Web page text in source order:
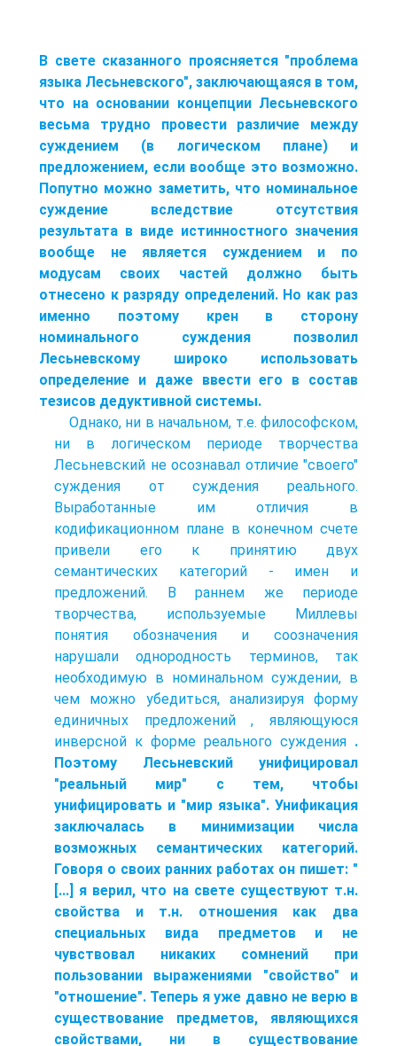
В свете сказанного проясняется "проблема
языка Лесьневского", заключающаяся в том,
что на основании концепции Лесьневского
весьма трудно провести различие между
суждением (в логическом плане) и
предложением, если вообще это возможно.
Попутно можно заметить, что номинальное
суждение вследствие отсутствия
результата в виде истинностного значения
вообще не является суждением и по
модусам своих частей должно быть
отнесено к разряду определений. Но как раз
именно поэтому крен в сторону
номинального суждения позволил
Лесьневскому широко использовать
определение и даже ввести его в состав
тезисов дедуктивной системы.
Однако, ни в начальном, т.е. философском,
ни в логическом периоде творчества
Лесьневский не осознавал отличие "своего"
суждения от суждения реального.
Выработанные им отличия в
кодификационном плане в конечном счете
привели его к принятию двух
семантических категорий - имен и
предложений. В раннем же периоде
творчества, используемые Миллевы
понятия обозначения и соозначения
нарушали однородность терминов, так
необходимую в номинальном суждении, в
чем можно убедиться, анализируя форму
единичных предложений, являющуюся
инверсной к форме реального суждения .
Поэтому Лесьневский унифицировал
"реальный мир" с тем, чтобы
унифицировать и "мир языка". Унификация
заключалась в минимизации числа
возможных семантических категорий.
Говоря о своих ранних работах он пишет: "
[...] я верил, что на свете существуют т.н.
свойства и т.н. отношения как два
специальных вида предметов и не
чувствовал никаких сомнений при
пользовании выражениями "свойство" и
"отношение". Теперь я уже давно не верю в
существование предметов, являющихся
свойствами, ни в существование